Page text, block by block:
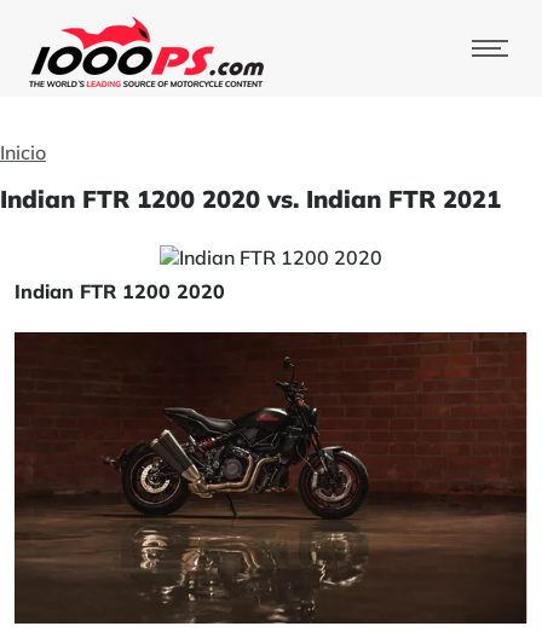
Inicio
Indian FTR 1200 2020 vs. Indian FTR 2021
Indian FTR 1200 2020